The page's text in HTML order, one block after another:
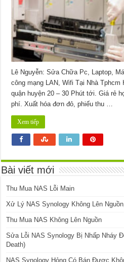
Lê Nguyễn: Sửa Chữa Pc, Laptop,
công mạng LAN, Wifi Tại Nhà
quận huyện 20 – 30 Phút tới. Giá rẻ
phí. Xuất hóa đơn đỏ, phiếu thu …
Xem tiếp
Bài viết mới
Thu Mua NAS Lỗi Main
Xử Lý NAS Synology Không Lên
Thu Mua NAS Không Lên Nguồn
Sửa Lỗi NAS Synology Bị Nhấp Nháy
Death)
NAS Synology Hỏng Có Bán Được